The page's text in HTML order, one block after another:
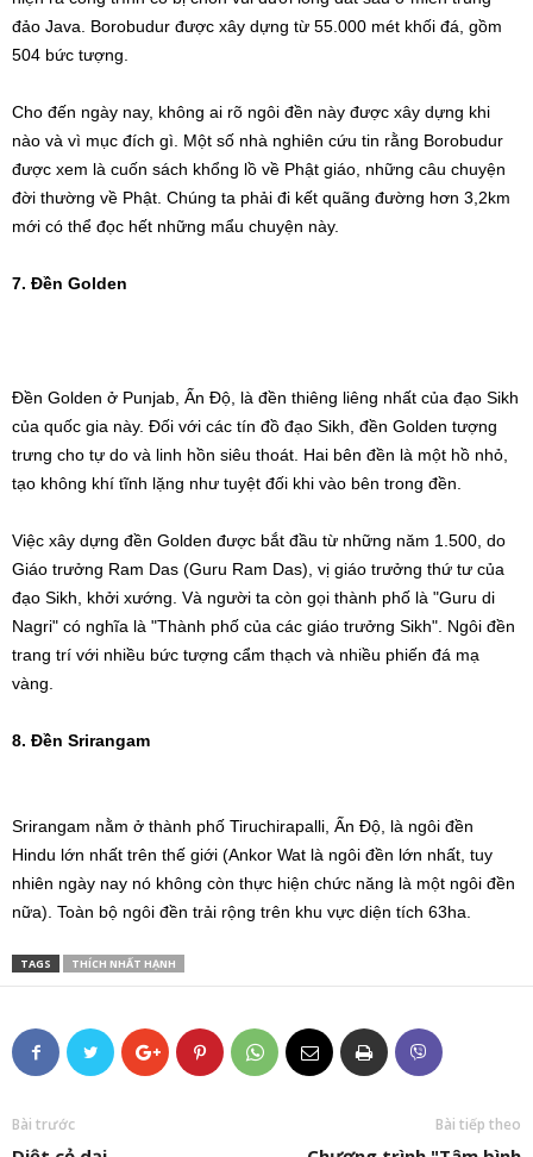
đảo Java. Borobudur được xây dựng từ 55.000 mét khối đá, gồm
504 bức tượng.
Cho đến ngày nay, không ai rõ ngôi đền này được xây dựng khi
nào và vì mục đích gì. Một số nhà nghiên cứu tin rằng Borobudur
được xem là cuốn sách khổng lồ về Phật giáo, những câu chuyện
đời thường về Phật. Chúng ta phải đi kết quãng đường hơn 3,2km
mới có thể đọc hết những mẩu chuyện này.
7. Đền Golden
Đền Golden ở Punjab, Ấn Độ, là đền thiêng liêng nhất của đạo Sikh
của quốc gia này. Đối với các tín đồ đạo Sikh, đền Golden tượng
trưng cho tự do và linh hồn siêu thoát. Hai bên đền là một hồ nhỏ,
tạo không khí tĩnh lặng như tuyệt đối khi vào bên trong đền.
Việc xây dựng đền Golden được bắt đầu từ những năm 1.500, do
Giáo trưởng Ram Das (Guru Ram Das), vị giáo trưởng thứ tư của
đạo Sikh, khởi xướng. Và người ta còn gọi thành phố là "Guru di
Nagri" có nghĩa là "Thành phố của các giáo trưởng Sikh". Ngôi đền
trang trí với nhiều bức tượng cẩm thạch và nhiều phiến đá mạ
vàng.
8. Đền Srirangam
Srirangam nằm ở thành phố Tiruchirapalli, Ấn Độ, là ngôi đền
Hindu lớn nhất trên thế giới (Ankor Wat là ngôi đền lớn nhất, tuy
nhiên ngày nay nó không còn thực hiện chức năng là một ngôi đền
nữa). Toàn bộ ngôi đền trải rộng trên khu vực diện tích 63ha.
TAGS THÍCH NHẤT HẠNH
Bài trước Bài tiếp theo